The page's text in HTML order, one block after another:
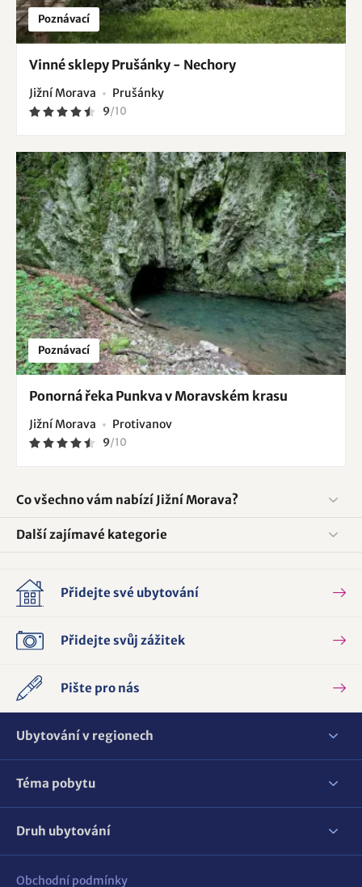
Poznávací
Vinné sklepy Prušánky - Nechory
Jižní Morava Prušánky
9/10
Poznávací
Ponorná řeka Punkva v Moravském krasu
Jižní Morava Protivanov
9/10
Co všechno vám nabízí Jižní Morava?
Další zajímavé kategorie
Přidejte své ubytování
Přidejte svůj zážitek
Pište pro nás
Ubytování v regionech
Téma pobytu
Druh ubytování
Obchodní podmínky